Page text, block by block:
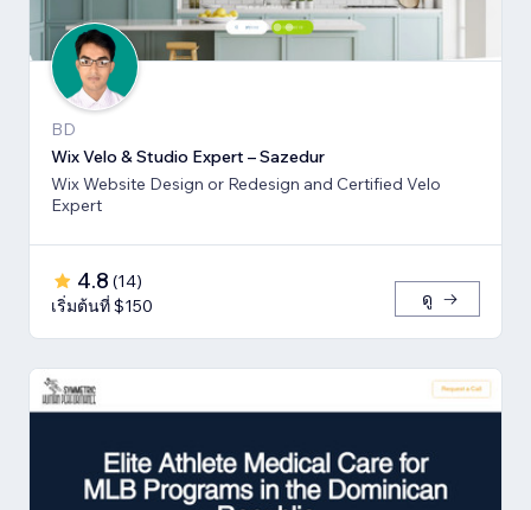
BD
Wix Velo & Studio Expert – Sazedur
Wix Website Design or Redesign and Certified Velo
Expert
4.8 (14)
เริ่มต้นที่ $150
ดู